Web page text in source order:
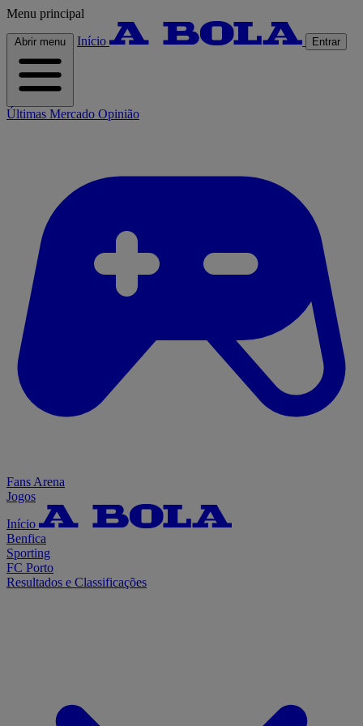
Menu principal
Abrir menu Início Entrar
Últimas Mercado Opinião
Fans Arena
Jogos
Início
Benfica
Sporting
FC Porto
Resultados e Classificações